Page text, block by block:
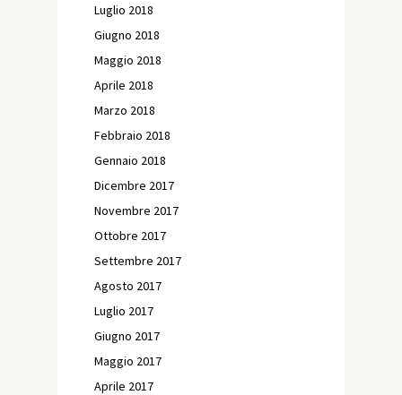
Luglio 2018
Giugno 2018
Maggio 2018
Aprile 2018
Marzo 2018
Febbraio 2018
Gennaio 2018
Dicembre 2017
Novembre 2017
Ottobre 2017
Settembre 2017
Agosto 2017
Luglio 2017
Giugno 2017
Maggio 2017
Aprile 2017